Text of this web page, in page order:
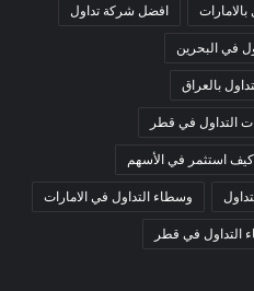
افضل شركة تداول
في البحرين
بالعراق
التداول في قطر
كيف استثمر في الأسهم
وسطاء التداول في الامارات
التداول في قطر